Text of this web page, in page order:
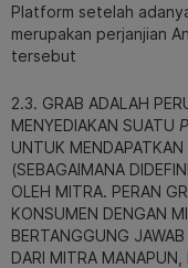
Platform setelah
merupakan perjanjian
tersebut
2.3. GRAB ADALAH
MENYEDIAKAN SUATU
UNTUK
(SEBAGAIMANA
OLEH MITRA. PERAN
KONSUMEN DENGAN
BERTANGGUNG
DARI MITRA